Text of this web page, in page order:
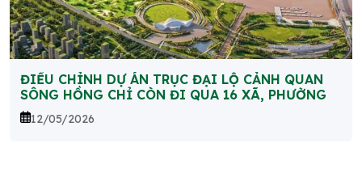
ĐIỀU CHỈNH DỰ ÁN TRỤC ĐẠI LỘ CẢNH QUAN
SÔNG HỒNG CHỈ CÒN ĐI QUA 16 XÃ, PHƯỜNG
12/05/2026